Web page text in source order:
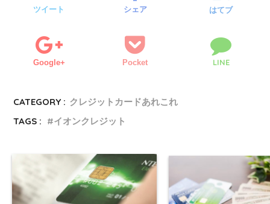
ツイート シェア はてブ
Google+ Pocket LINE
CATEGORY : クレジットカードあれこれ
TAGS :
イオンクレジット